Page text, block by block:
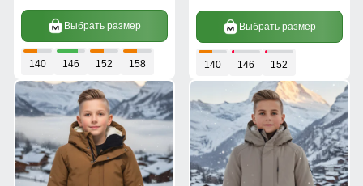
Выбрать размер
140 146 152 158
Выбрать размер
140 146 152